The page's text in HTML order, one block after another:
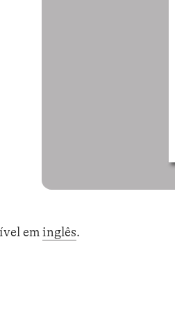
eminglês.